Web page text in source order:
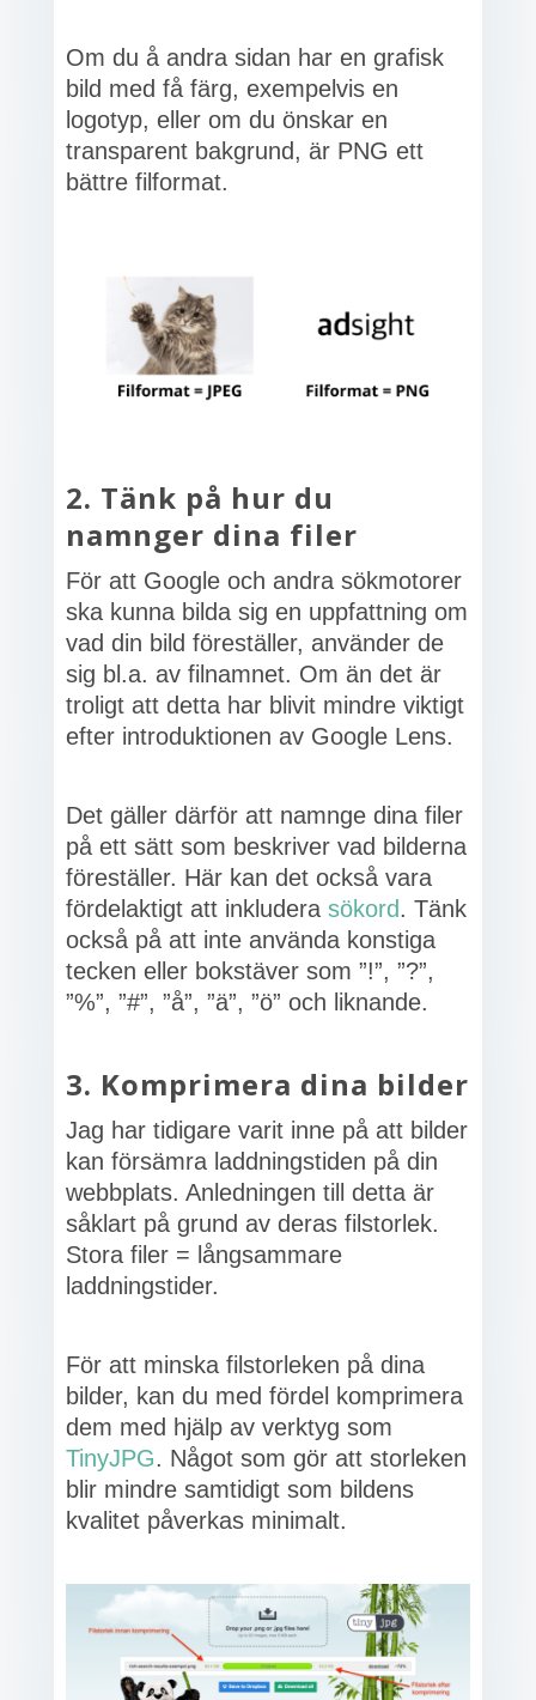
Om du å andra sidan har en grafisk
bild med få färg, exempelvis en
logotyp, eller om du önskar en
transparent bakgrund, är PNG ett
bättre filformat.
2. Tänk på hur du
namnger dina filer
För att Google och andra sökmotorer
ska kunna bilda sig en uppfattning om
vad din bild föreställer, använder de
sig bl.a. av filnamnet. Om än det är
troligt att detta har blivit mindre viktigt
efter introduktionen av Google Lens.
Det gäller därför att namnge dina filer
på ett sätt som beskriver vad bilderna
föreställer. Här kan det också vara
fördelaktigt att inkludera sökord. Tänk
också på att inte använda konstiga
tecken eller bokstäver som ”!”, ”?”,
”%”, ”#”, ”å”, ”ä”, ”ö” och liknande.
3. Komprimera dina bilder
Jag har tidigare varit inne på att bilder
kan försämra laddningstiden på din
webbplats. Anledningen till detta är
såklart på grund av deras filstorlek.
Stora filer = långsammare
laddningstider.
För att minska filstorleken på dina
bilder, kan du med fördel komprimera
dem med hjälp av verktyg som
TinyJPG. Något som gör att storleken
blir mindre samtidigt som bildens
kvalitet påverkas minimalt.